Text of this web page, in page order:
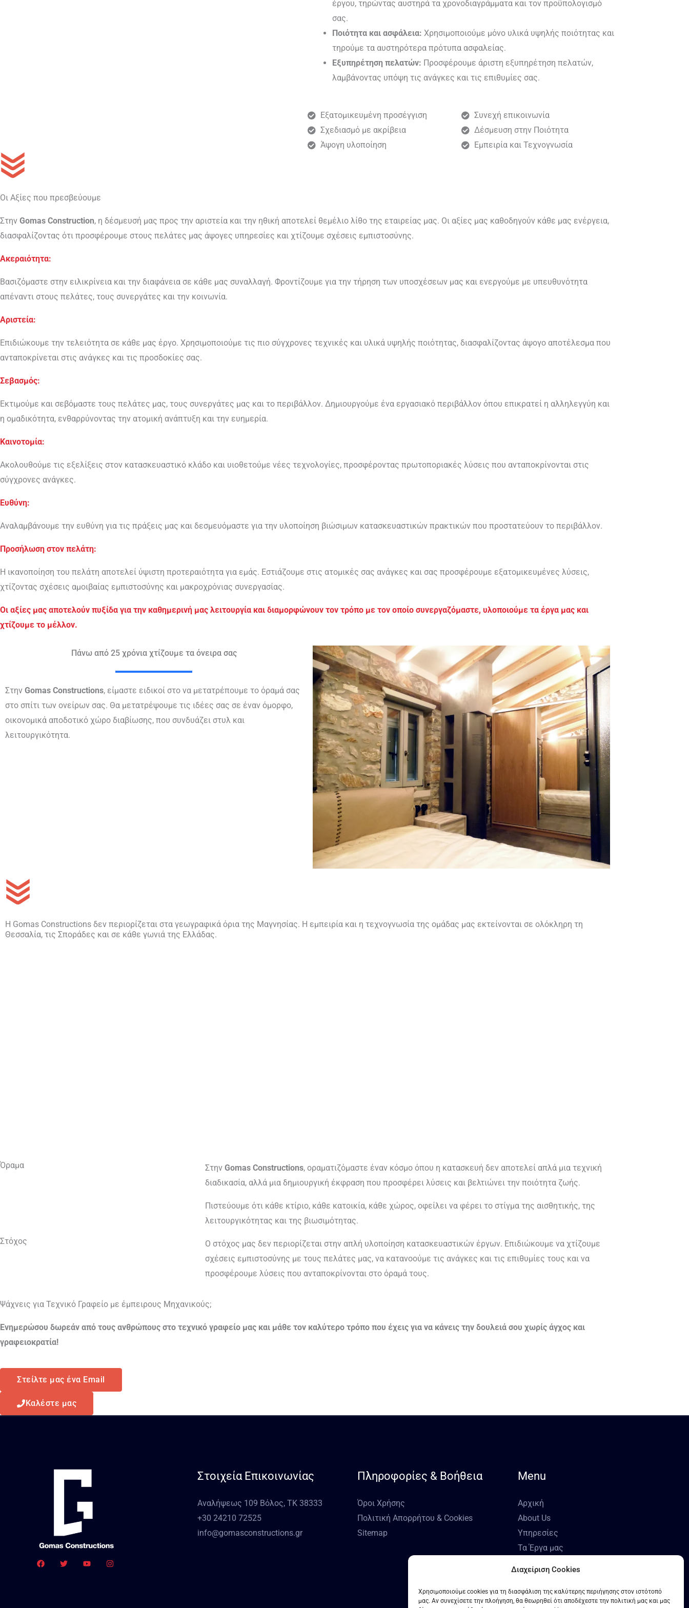
Διαχείριση Cookies
Χρησιμοποιούμε cookies για τη διασφάλιση της καλύτερης περιήγησης στον ιστότοπό
μας. Αν συνεχίσετε την πλοήγηση, θα θεωρηθεί ότι αποδέχεστε την πολιτική μας και μας
έργου, τηρώντας αυστηρά τα χρονοδιαγράμματα και τον προϋπολογισμό
σας.
Ποιότητα και ασφάλεια: Χρησιμοποιούμε μόνο υλικά υψηλής ποιότητας και
τηρούμε τα αυστηρότερα πρότυπα ασφαλείας.
Εξυπηρέτηση πελατών: Προσφέρουμε άριστη εξυπηρέτηση πελατών,
λαμβάνοντας υπόψη τις ανάγκες και τις επιθυμίες σας.
Εξατομικευμένη προσέγγιση
Σχεδιασμό με ακρίβεια
Άψογη υλοποίηση
Συνεχή επικοινωνία
Δέσμευση στην Ποιότητα
Εμπειρία και Τεχνογνωσία
Οι Αξίες που πρεσβεύουμε
Στην Gomas Construction, η δέσμευσή μας προς την αριστεία και την ηθική αποτελεί θεμέλιο λίθο της εταιρείας μας. Οι αξίες μας καθοδηγούν κάθε μας ενέργεια,
διασφαλίζοντας ότι προσφέρουμε στους πελάτες μας άψογες υπηρεσίες και χτίζουμε σχέσεις εμπιστοσύνης.
Ακεραιότητα:
Βασιζόμαστε στην ειλικρίνεια και την διαφάνεια σε κάθε μας συναλλαγή. Φροντίζουμε για την τήρηση των υποσχέσεων μας και ενεργούμε με υπευθυνότητα
απέναντι στους πελάτες, τους συνεργάτες και την κοινωνία.
Αριστεία:
Επιδιώκουμε την τελειότητα σε κάθε μας έργο. Χρησιμοποιούμε τις πιο σύγχρονες τεχνικές και υλικά υψηλής ποιότητας, διασφαλίζοντας άψογο αποτέλεσμα που
ανταποκρίνεται στις ανάγκες και τις προσδοκίες σας.
Σεβασμός:
Εκτιμούμε και σεβόμαστε τους πελάτες μας, τους συνεργάτες μας και το περιβάλλον. Δημιουργούμε ένα εργασιακό περιβάλλον όπου επικρατεί η αλληλεγγύη και
η ομαδικότητα, ενθαρρύνοντας την ατομική ανάπτυξη και την ευημερία.
Καινοτομία:
Ακολουθούμε τις εξελίξεις στον κατασκευαστικό κλάδο και υιοθετούμε νέες τεχνολογίες, προσφέροντας πρωτοποριακές λύσεις που ανταποκρίνονται στις
σύγχρονες ανάγκες.
Ευθύνη:
Αναλαμβάνουμε την ευθύνη για τις πράξεις μας και δεσμευόμαστε για την υλοποίηση βιώσιμων κατασκευαστικών πρακτικών που προστατεύουν το περιβάλλον.
Προσήλωση στον πελάτη:
Η ικανοποίηση του πελάτη αποτελεί ύψιστη προτεραιότητα για εμάς. Εστιάζουμε στις ατομικές σας ανάγκες και σας προσφέρουμε εξατομικευμένες λύσεις,
χτίζοντας σχέσεις αμοιβαίας εμπιστοσύνης και μακροχρόνιας συνεργασίας.
Οι αξίες μας αποτελούν πυξίδα για την καθημερινή μας λειτουργία και διαμορφώνουν τον τρόπο με τον οποίο συνεργαζόμαστε, υλοποιούμε τα έργα μας και
χτίζουμε το μέλλον.
Πάνω από 25 χρόνια χτίζουμε τα όνειρα σας
Στην Gomas Constructions, είμαστε ειδικοί στο να μετατρέπουμε το όραμά σας
στο σπίτι των ονείρων σας. Θα μετατρέψουμε τις ιδέες σας σε έναν όμορφο,
οικονομικά αποδοτικό χώρο διαβίωσης, που συνδυάζει στυλ και
λειτουργικότητα.
Η Gomas Constructions δεν περιορίζεται στα γεωγραφικά όρια της Μαγνησίας. Η εμπειρία και η τεχνογνωσία της ομάδας μας εκτείνονται σε ολόκληρη τη
Θεσσαλία, τις Σποράδες και σε κάθε γωνιά της Ελλάδας.
Όραμα Στην Gomas Constructions, οραματιζόμαστε έναν κόσμο όπου η κατασκευή δεν αποτελεί απλά μια τεχνική
διαδικασία, αλλά μια δημιουργική έκφραση που προσφέρει λύσεις και βελτιώνει την ποιότητα ζωής.
Πιστεύουμε ότι κάθε κτίριο, κάθε κατοικία, κάθε χώρος, οφείλει να φέρει το στίγμα της αισθητικής, της
λειτουργικότητας και της βιωσιμότητας.
Στόχος
Ο στόχος μας δεν περιορίζεται στην απλή υλοποίηση κατασκευαστικών έργων. Επιδιώκουμε να χτίζουμε
σχέσεις εμπιστοσύνης με τους πελάτες μας, να κατανοούμε τις ανάγκες και τις επιθυμίες τους και να
προσφέρουμε λύσεις που ανταποκρίνονται στο όραμά τους.
Ψάχνεις για Τεχνικό Γραφείο με έμπειρους Μηχανικούς;
Ενημερώσου δωρεάν από τους ανθρώπους στο τεχνικό γραφείο μας και μάθε τον καλύτερο τρόπο που έχεις για να κάνεις την δουλειά σου χωρίς άγχος και
γραφειοκρατία!
Στείλτε μας ένα Email
Καλέστε μας
Στοιχεία Επικοινωνίας
Αναλήψεως 109 Βόλος, ΤΚ 38333
+30 24210 72525
info@gomasconstructions.gr
Πληροφορίες & Βοήθεια
Όροι Χρήσης
Πολιτική Απορρήτου & Cookies
Sitemap
Menu
Αρχική
About Us
Υπηρεσίες
Τα Έργα μας